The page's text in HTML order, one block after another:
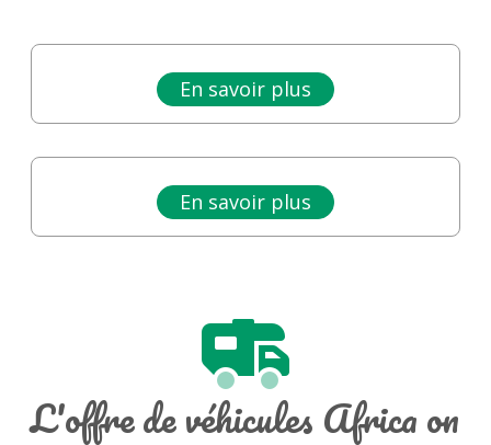
En savoir plus
En savoir plus
L'offre de véhicules Africa on